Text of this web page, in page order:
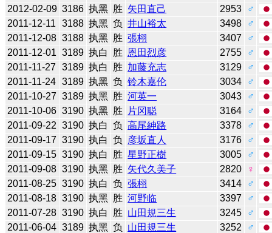
2012-02-09 3186 执黑 胜 矢田直己 2953
♂
2011-12-11
3188 执黑 负 井山裕太 3498
♂
2011-12-08 3188 执黑 胜 張栩 3407
♂
2011-12-01 3189 执白 胜 恩田烈彦 2755
♂
2011-11-27
3189 执白 胜 加藤充志 3129
♂
2011-11-24 3189 执黑 负 铃木嘉伦 3034
♂
2011-10-27 3189 执黑 胜 河英一 3043
♂
2011-10-06 3190 执黑 胜 片冈聪 3164
♂
2011-09-22 3190 执白 负 高尾紳路 3378
♂
2011-09-17 3190 执白 负 彦坂直人 3176
♂
2011-09-15 3190 执白 胜 星野正樹 3005
♂
2011-09-08 3190 执黑 胜 矢代久美子 2820
♀
2011-08-25 3190 执白 负 張栩 3414
♂
2011-08-18 3190 执黑 胜 河野临 3397
♂
2011-07-28 3190 执白 胜 山田規三生 3245
♂
2011-06-04 3189 执黑 负 山田規三生 3252
♂